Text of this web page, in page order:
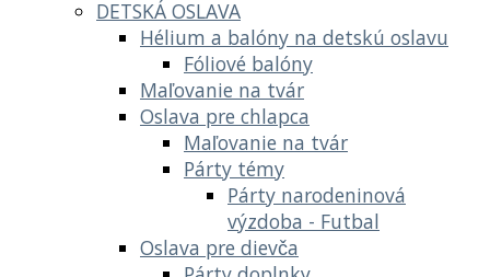
DETSKÁ OSLAVA
Hélium a balóny na detskú oslavu
Fóliové balóny
Maľovanie na tvár
Oslava pre chlapca
Maľovanie na tvár
Párty témy
Párty narodeninová
výzdoba - Futbal
Oslava pre dievča